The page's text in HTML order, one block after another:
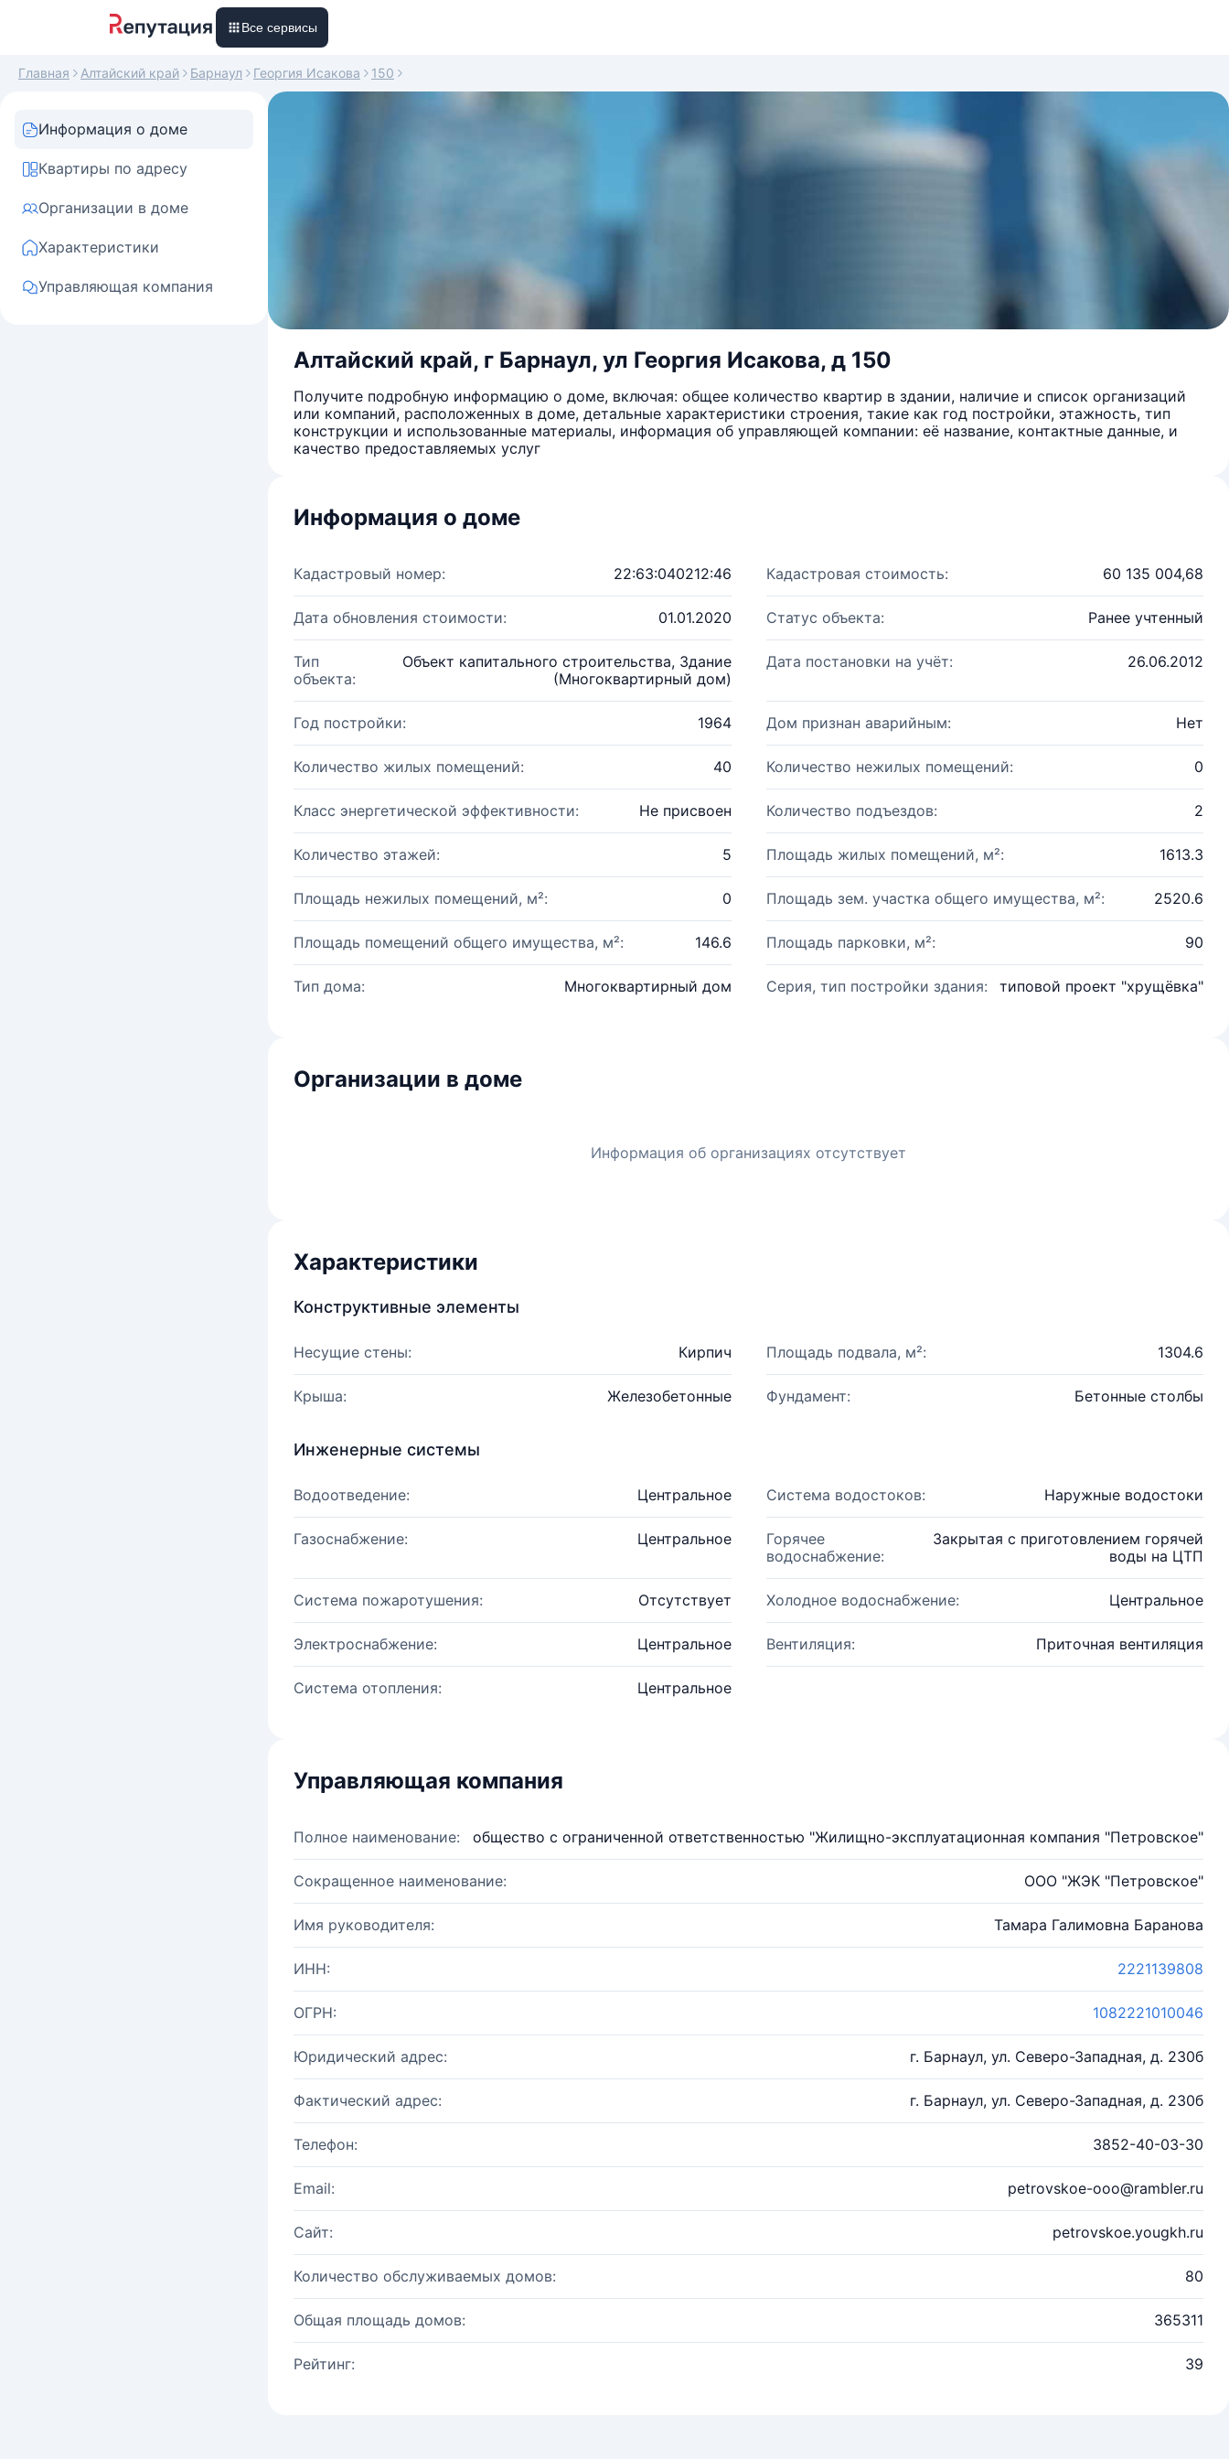
Все сервисы
Главная Алтайский край Барнаул Георгия Исакова 150
Информация о доме
Квартиры по адресу
Организации в доме
Характеристики
Управляющая компания
Алтайский край, г Барнаул, ул Георгия Исакова, д 150
Получите подробную информацию о доме, включая: общее количество квартир в здании, наличие и список организаций
или компаний, расположенных в доме, детальные характеристики строения, такие как год постройки, этажность, тип
конструкции и использованные материалы, информация об управляющей компании: её название, контактные данные, и
качество предоставляемых услуг
Информация о доме
Кадастровый номер: 22:63:040212:46 Кадастровая стоимость: 60 135 004,68
Дата обновления стоимости: 01.01.2020 Статус объекта: Ранее учтенный
Тип
объекта:
Объект капитального строительства, Здание
(Многоквартирный дом)
Дата постановки на учёт: 26.06.2012
Год постройки: 1964 Дом признан аварийным: Нет
Количество жилых помещений: 40 Количество нежилых помещений: 0
Класс энергетической эффективности: Не присвоен Количество подъездов: 2
Количество этажей: 5 Площадь жилых помещений, м²: 1613.3
Площадь нежилых помещений, м²: 0 Площадь зем. участка общего имущества, м²: 2520.6
Площадь помещений общего имущества, м²: 146.6 Площадь парковки, м²: 90
Тип дома: Многоквартирный дом Серия, тип постройки здания: типовой проект "хрущёвка"
Организации в доме
Информация об организациях отсутствует
Характеристики
Конструктивные элементы
Несущие стены: Кирпич Площадь подвала, м²: 1304.6
Крыша: Железобетонные Фундамент: Бетонные столбы
Инженерные системы
Водоотведение: Центральное Система водостоков: Наружные водостоки
Газоснабжение: Центральное
Горячее
водоснабжение:
Закрытая с приготовлением горячей
воды на ЦТП
Система пожаротушения: Отсутствует Холодное водоснабжение: Центральное
Электроснабжение: Центральное Вентиляция: Приточная вентиляция
Система отопления: Центральное
Управляющая компания
Полное наименование: общество с ограниченной ответственностью "Жилищно-эксплуатационная компания "Петровское"
Сокращенное наименование: ООО "ЖЭК "Петровское"
Имя руководителя: Тамара Галимовна Баранова
ИНН: 2221139808
ОГРН: 1082221010046
Юридический адрес: г. Барнаул, ул. Северо-Западная, д. 230б
Фактический адрес: г. Барнаул, ул. Северо-Западная, д. 230б
Телефон: 3852-40-03-30
Email: petrovskoe-ooo@rambler.ru
Сайт: petrovskoe.yougkh.ru
Количество обслуживаемых домов: 80
Общая площадь домов: 365311
Рейтинг: 39